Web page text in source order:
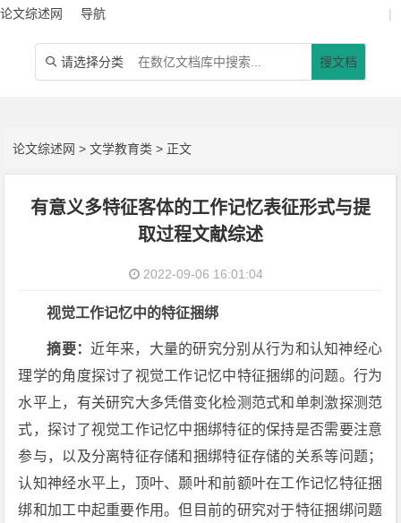
论文综述网 导航 |
 请选择分类 搜文档
论文综述网 >文学教育类 > 正文
有意义多特征客体的工作记忆表征形式与提
取过程文献综述
2022-09-06 16:01:04
视觉工作记忆中的特征捆绑
摘要：近年来，大量的研究分别从行为和认知神经心
理学的角度探讨了视觉工作记忆中特征捆绑的问题。行为
水平上，有关研究大多凭借变化检测范式和单刺激探测范
式，探讨了视觉工作记忆中捆绑特征的保持是否需要注意
参与，以及分离特征存储和捆绑特征存储的关系等问题；
认知神经水平上，顶叶、颞叶和前额叶在工作记忆特征捆
绑和加工中起重要作用。但目前的研究对于特征捆绑问题